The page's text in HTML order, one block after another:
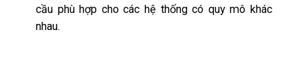
cầu phù hợp cho các hệ thống có quy mô khác
nhau.